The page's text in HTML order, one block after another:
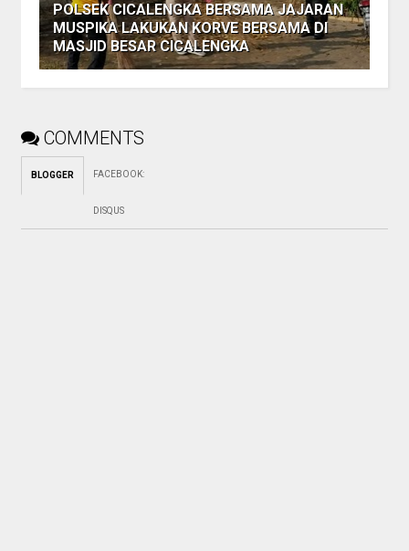
POLSEK CICALENGKA BERSAMA JAJARAN
MUSPIKA LAKUKAN KORVE BERSAMA DI
MASJID BESAR CICALENGKA
COMMENTS
BLOGGER FACEBOOK:
DISQUS